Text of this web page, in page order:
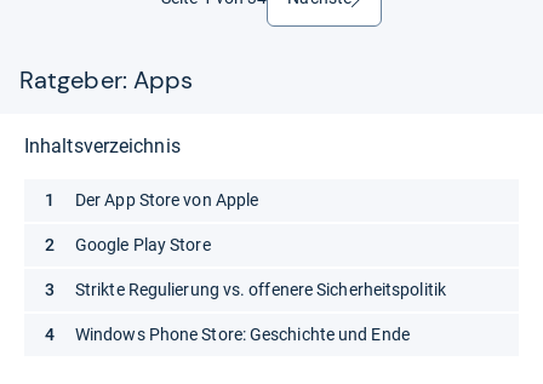
Ratgeber: Apps
Inhaltsverzeichnis
Der App Store von Apple
Google Play Store
Strikte Regulierung vs. offenere Sicherheitspolitik
Windows Phone Store: Geschichte und Ende